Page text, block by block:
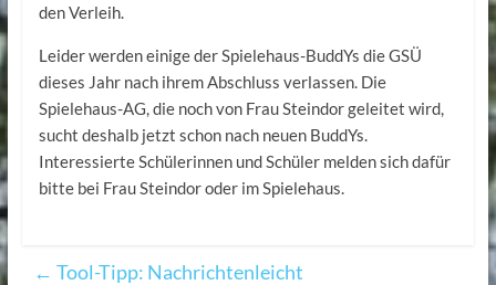
den Verleih.
Leider werden einige der Spielehaus-BuddYs die GSÜ
dieses Jahr nach ihrem Abschluss verlassen. Die
Spielehaus-AG, die noch von Frau Steindor geleitet wird,
sucht deshalb jetzt schon nach neuen BuddYs.
Interessierte Schülerinnen und Schüler melden sich dafür
bitte bei Frau Steindor oder im Spielehaus.
← Tool-Tipp: Nachrichtenleicht